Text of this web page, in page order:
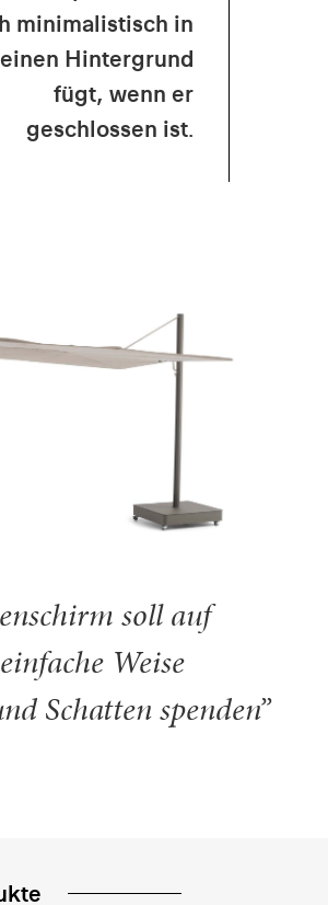
minimalistisch in
Hintergrund
fügt, wenn er
geschlossen ist.
soll auf
Weise
Schatten spenden”